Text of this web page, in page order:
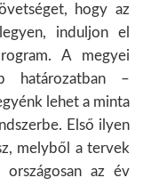
hogy az
induljon el
A megyei
határozatban –
lehet a minta
Első ilyen
melyből a tervek
az év